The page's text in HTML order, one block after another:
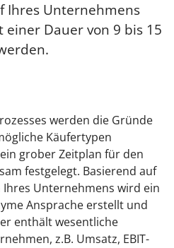
Ihres Unternehmens
einer Dauer von 9 bis 15
werden die Gründe
Käufertypen
grober Zeitplan für den
festgelegt. Basierend auf
Unternehmens wird ein
Ansprache erstellt und
enthält wesentliche
z.B. Umsatz, EBIT-